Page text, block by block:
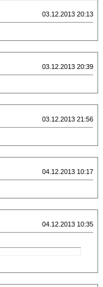
03.12.2013 20:13
03.12.2013 20:39
03.12.2013 21:56
04.12.2013 10:17
04.12.2013 10:35